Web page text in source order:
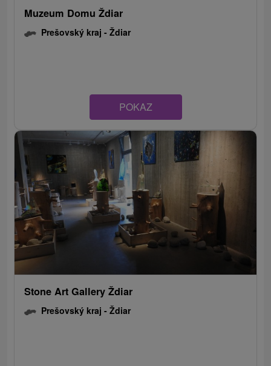
Muzeum Domu Ždiar
Prešovský kraj -Ždiar
POKAZ
Stone Art Gallery Ždiar
Prešovský kraj -Ždiar